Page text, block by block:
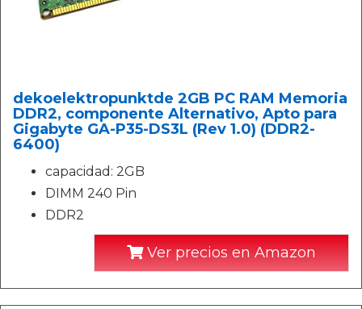
dekoelektropunktde 2GB PC RAM Memoria
DDR2, componente Alternativo, Apto para
Gigabyte GA-P35-DS3L (Rev 1.0) (DDR2-
6400)
capacidad: 2GB
DIMM 240 Pin
DDR2
Ver precios en Amazon